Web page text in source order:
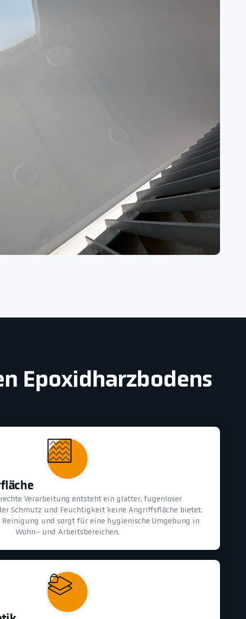
Epoxidharzbodens
Verarbeitung entsteht ein glatter, fugenloser
Schmutz und Feuchtigkeit keine Angriffsfläche bietet.
Reinigung und sorgt für eine hygienische Umgebung in
Wohn- und Arbeitsbereichen.